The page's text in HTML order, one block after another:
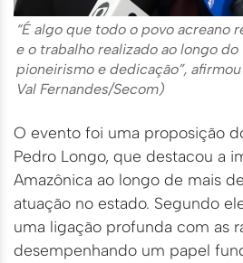
“É algo que todo o povo acreano
e o trabalho realizado ao longo
pioneirismo e dedicação”,
Val Fernandes/Secom)
O evento foi uma proposição
Pedro Longo, que destacou a
Amazônica ao longo de mais
atuação no estado. Segundo
uma ligação profunda com as
desempenhando um papel